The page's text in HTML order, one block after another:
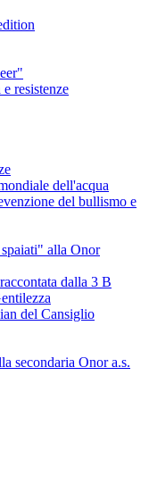
resistenze
dell'acqua
del bullismo e
alla Onor
dalla 3 B
del Cansiglio
secondaria Onor a.s.